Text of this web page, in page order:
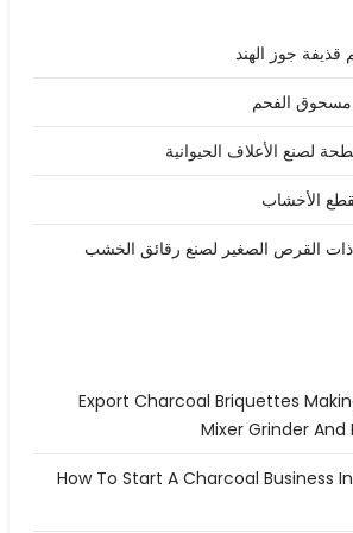
قذيفة جوز الهند
الفحم
لصنع الأعلاف الحيوانية
الأخشاب
القرص الصغير لصنع رقائق الخشب
Export Charcoal Briquettes
Mixer Grinder
How To Start A Charcoal Business